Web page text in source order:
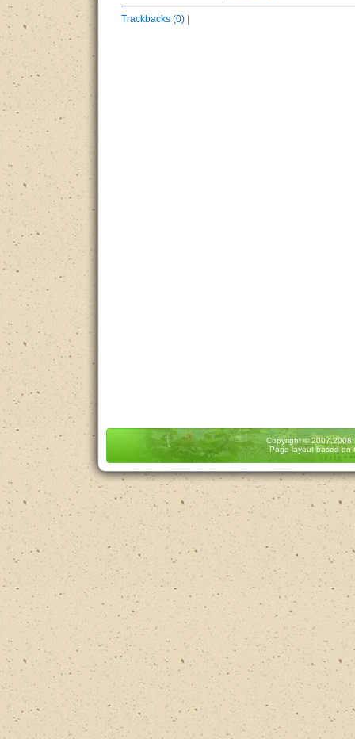
Trackbacks (0)|
Copyright©
Page layout based on